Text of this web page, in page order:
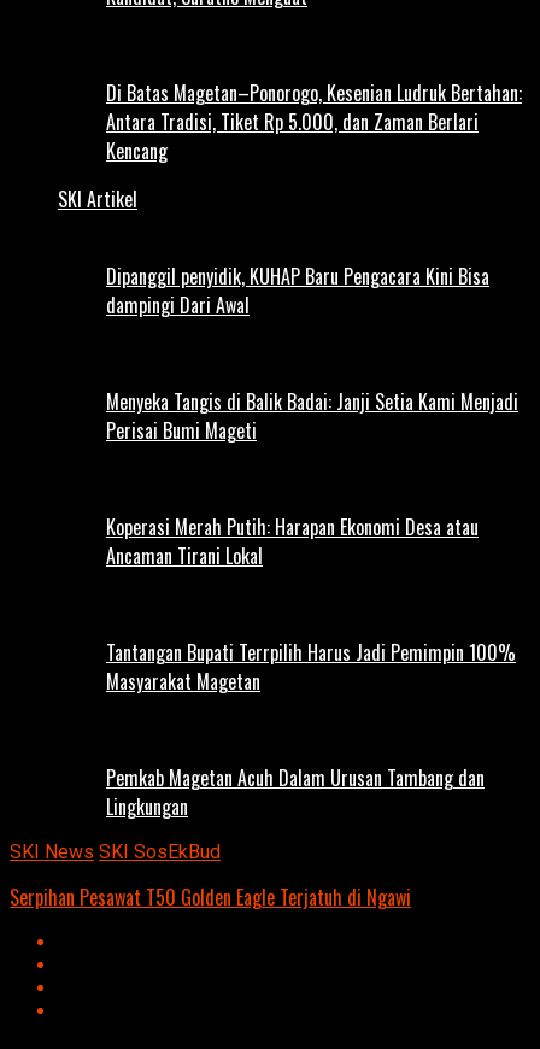
Di Batas Magetan–Ponorogo, Kesenian Ludruk Bertahan:
Antara Tradisi, Tiket Rp 5.000, dan Zaman Berlari
Kencang
SKI Artikel
Dipanggil penyidik, KUHAP Baru Pengacara Kini Bisa
dampingi Dari Awal
Menyeka Tangis di Balik Badai: Janji Setia Kami Menjadi
Perisai Bumi Mageti
Koperasi Merah Putih: Harapan Ekonomi Desa atau
Ancaman Tirani Lokal
Tantangan Bupati Terrpilih Harus Jadi Pemimpin 100%
Masyarakat Magetan
Pemkab Magetan Acuh Dalam Urusan Tambang dan
Lingkungan
SKI News SKI SosEkBud
Serpihan Pesawat T50 Golden Eagle Terjatuh di Ngawi